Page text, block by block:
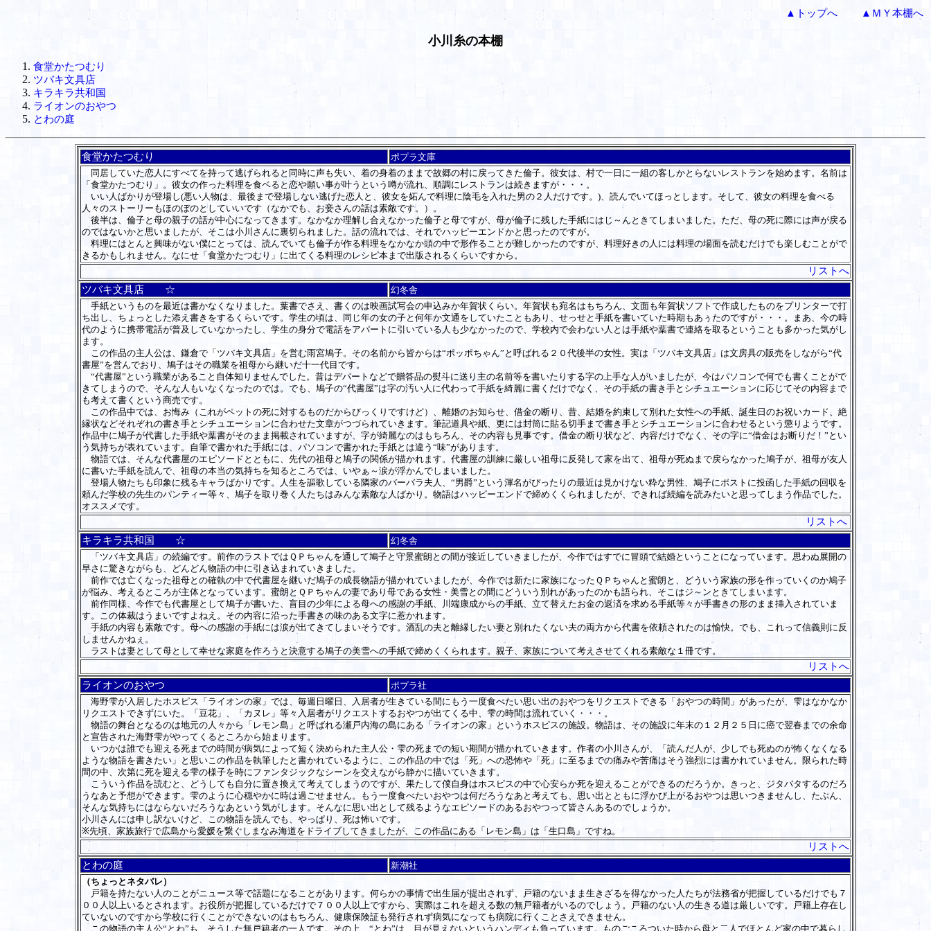
▲トップへ ▲ＭＹ本棚へ
小川糸の本棚
食堂かたつむり
ツバキ文具店
キラキラ共和国
ライオンのおやつ
とわの庭
食堂かたつむり
ポプラ文庫
同居していた恋人にすべてを持って逃げられると同時に声も失い、着の身着のままで故郷の村に戻ってきた倫子。彼女は、村で一日に一組の客しかとらないレストランを始めます。名前は
「食堂かたつむり」。彼女の作った料理を食ベると恋や願い事が叶うという噂が流れ、順調にレストランは続きますが・・・。
いい人ばかりが登場し(悪い人物は、最後まで登場しない逃げた恋人と、彼女を妬んで料理に陰毛を入れた男の２人だけです。)、読んでいてほっとします。そして、彼女の料理を食べる
人々のストーリーもほのぼのとしていいです（なかでも、お妾さんの話は素敵です。）。
後半は、倫子と母の親子の話が中心になってきます。なかなか理解し合えなかった倫子と母ですが、母が倫子に残した手紙にはじ～んときてしまいました。ただ、母の死に際には声が戻る
のではないかと思いましたが、そこは小川さんに裏切られました。話の流れでは、それでハッピーエンドかと思ったのですが。
料理にはとんと興味がない僕にとっては、読んでいても倫子が作る料理をなかなか頭の中で形作ることが難しかったのですが、料理好きの人には料理の場面を読むだけでも楽しむことがで
きるかもしれません。なにせ「食堂かたつむり」に出てくる料理のレシピ本まで出版されるくらいですから。
リストへ
ツバキ文具店 ☆
幻冬舎
手紙というものを最近は書かなくなりました。葉書でさえ、書くのは映画試写会の申込みか年賀状くらい。年賀状も宛名はもちろん、文面も年賀状ソフトで作成したものをプリンターで打
ち出し、ちょっとした添え書きをするくらいです。学生の頃は、同じ年の女の子と何年か文通をしていたこともあり、せっせと手紙を書いていた時期もあぅたのですが・・・。まあ、今の時
代のように携帯電話が普及していなかったし、学生の身分で電話をアパートに引いている人も少なかったので、学校内で会わない人とは手紙や葉書で連絡を取るということも多かった気がし
ます。
この作品の主人公は、鎌倉で「ツバキ文具店」を営む雨宮鳩子。その名前から皆からは“ポッポちゃん”と呼ばれる２０代後半の女性。実は「ツバキ文具店」は文房具の販売をしながら“代
書屋”を営んでおり、鳩子はその職業を祖母から継いだ十一代目です。
“代書屋”という職業があること自体知りませんでした。昔はデパートなどで贈答品の熨斗に送り主の名前等を書いたりする字の上手な人がいましたが、今はパソコンで何でも書くことがで
きてしまうので、そんな人もいなくなったのでは。でも、鳩子の“代書屋”は字の汚い人に代わって手紙を綺麗に書くだけでなく、その手紙の書き手とシチュエーションに応じてその内容まで
も考えて書くという商売です。
この作品中では、お悔み（これがペットの死に対するものだからびっくりですけど）、離婚のお知らせ、借金の断り、昔、結婚を約束して別れた女性への手紙、誕生日のお祝いカード、絶
縁状などそれぞれの書き手とシチュエーションに合わせた文章がつづられていきます。筆記道具や紙、更には封筒に貼る切手まで書き手とシチュエーションに合わせるという懲りようです。
作品中に鳩子が代書した手紙や葉書がそのまま掲載されていますが、字が綺麗なのはもちろん、その内容も見事です。借金の断り状など、内容だけでなく、その字に“借金はお断りだ！”とい
う気持ちが表れています。自筆で書かれた手紙には、パソコンで書かれた手紙とは違う“味”があります。
物語では、そんな代書屋のエピソードとともに、先代の祖母と鳩子の関係が描かれます。代書屋の訓練に厳しい祖母に反発して家を出て、祖母が死ぬまで戻らなかった鳩子が、祖母が友人
に書いた手紙を読んで、祖母の本当の気持ちを知るところでは、いやぁ～涙が浮かんでしまいました。
登場人物たちも印象に残るキャラばかりです。人生を謳歌している隣家のバーバラ夫人、“男爵”という渾名がぴったりの最近は見かけない粋な男性、鳩子にポストに投函した手紙の回収を
頼んだ学校の先生のパンティー等々、鳩子を取り巻く人たちはみんな素敵な人ばかり。物語はハッピーエンドで締めくくられましたが、できれば続編を読みたいと思ってしまう作品でした。
オススメです。
リストへ
キラキラ共和国 ☆
幻冬舎
「ツバキ文具店」の続編です。前作のラストではＱＰちゃんを通して鳩子と守景蜜朗との間が接近していきましたが、今作ではすでに冒頭で結婚ということになっています。思わぬ展開の
早さに驚きながらも、どんどん物語の中に引き込まれていきました。
前作では亡くなった祖母との確執の中で代書屋を継いだ鳩子の成長物語が描かれていましたが、今作では新たに家族になったＱＰちゃんと蜜朗と、どういう家族の形を作っていくのか鳩子
が悩み、考えるところが主体となっています。蜜朗とＱＰちゃんの妻であり母である女性・美雪との間にどういう別れがあったのかも語られ、そこはジ～ンときてしまいます。
前作同様、今作でも代書屋として鳩子が書いた、盲目の少年による母への感謝の手紙、川端康成からの手紙、立て替えたお金の返済を求める手紙等々が手書きの形のまま挿入されていま
す。この体裁はうまいですよねえ。その内容に沿った手書きの味のある文字に惹かれます。
手紙の内容も素敵です。母への感謝の手紙には涙が出てきてしまいそうです。酒乱の夫と離縁したい妻と別れたくない夫の両方から代書を依頼されたのは愉快。でも、これって信義則に反
しませんかねぇ。
ラストは妻として母として幸せな家庭を作ろうと決意する鳩子の美雪への手紙で締めくくられます。親子、家族について考えさせてくれる素敵な１冊です。
リストへ
ライオンのおやつ
ポプラ社
海野雫が入居したホスピス「ライオンの家」では、毎週日曜日、入居者が生きている間にもう一度食べたい思い出のおやつをリクエストできる「おやつの時間」があったが、雫はなかなか
リクエストできずにいた。「豆花」、「カヌレ」等々入居者がリクエストするおやつが出てくる中、雫の時間は流れていく・・・。
物語の舞台となるのは地元の人々から「レモン島」と呼ばれる瀬戸内海の島にある「ライオンの家」というホスピスの施設。物語は、その施設に年末の１２月２５日に癌で翌春までの余命
と宣告された海野雫がやってくるところから始まります。
いつかは誰でも迎える死までの時間が病気によって短く決められた主人公・雫の死までの短い期間が描かれていきます。作者の小川さんが、「読んだ人が、少しでも死ぬのが怖くなくなる
ような物語を書きたい」と思いこの作品を執筆したと書かれているように、この作品の中では「死」への恐怖や「死」に至るまでの痛みや苦痛はそう強烈には書かれていません。限られた時
間の中、次第に死を迎える雫の様子を時にファンタジックなシーンを交えながら静かに描いていきます。
こういう作品を読むと、どうしても自分に置き換えて考えてしまうのですが、果たして僕自身はホスピスの中で心安らか死を迎えることができるのだろうか。きっと、ジタバタするのだろ
うなあと予想ができます。雫のように心穏やかに時は過ごせません。もう一度食べたいおやつは何だろうなあと考えても、思い出とともに浮かび上がるおやつは思いつきませんし、たぶん、
そんな気持ちにはならないだろうなあという気がします。そんなに思い出として残るようなエピソードのあるおやつって皆さんあるのでしょうか。
小川さんには申し訳ないけど、この物語を読んでも、やっぱり、死は怖いです。
※先頃、家族旅行で広島から愛媛を繋ぐしまなみ海道をドライブしてきましたが、この作品にある「レモン島」は「生口島」ですね。
リストへ
とわの庭
新潮社
（ちょっとネタバレ）
戸籍を持たない人のことがニュース等で話題になることがあります。何らかの事情で出生届が提出されず、戸籍のないまま生きざるを得なかった人たちが法務省が把握しているだけでも７
００人以上いるとされます。お役所が把握しているだけで７００人以上ですから、実際はこれを超える数の無戸籍者がいるのでしょう。戸籍のない人の生きる道は厳しいです。戸籍上存在し
ていないのですから学校に行くことができないのはもちろん、健康保険証も発行されず病気になっても病院に行くことさえできません。
この物語の主人公“とわ”も、そうした無戸籍者の一人です。その上、“とわ”は、目が見えないというハンディも負っています。ものごころついた時から母と二人でほとんど家の中で暮らし